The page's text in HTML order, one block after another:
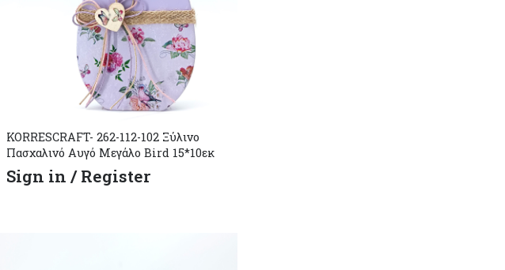
KORRESCRAFT- 262-112-102 Ξύλινο
Πασχαλινό Αυγό Μεγάλο Bird 15*10εκ
Sign in / Register